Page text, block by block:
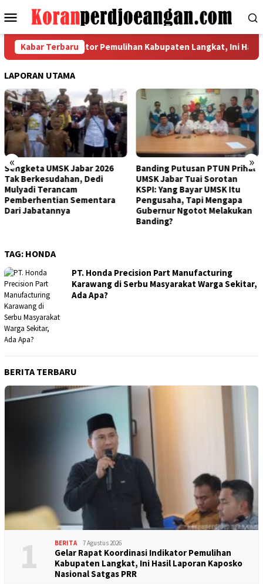
ke
Menu
Mobile
Kabar Terbaru
Indikator Pemulihan Kabupaten Langkat, Ini Hasil
LAPORAN UTAMA
« »
Banding Putusan PTUN Prihal
UMSK Jabar Tuai Sorotan
KSPI: Yang Bayar UMSK Itu
Pengusaha, Tapi Mengapa
Gubernur Ngotot Melakukan
Bertemu Bupati Bogor, FSPMI
Kantongi Rekomendasi Ini
Terkait Putusan PTUN
Bandung
TAG: HONDA
PT. Honda Precision Part Manufacturing
Karawang di Serbu Masyarakat Warga Sekitar,
Ada Apa?
BERITA TERBARU
1 BERITA 7 Agustus 2026
Gelar Rapat Koordinasi Indikator Pemulihan
Kabupaten Langkat, Ini Hasil Laporan Kaposko
Nasional Satgas PRR